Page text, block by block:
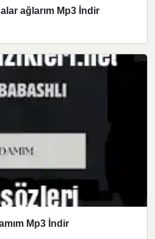
ağlarım Mp3 İndir
Mp3 İndir